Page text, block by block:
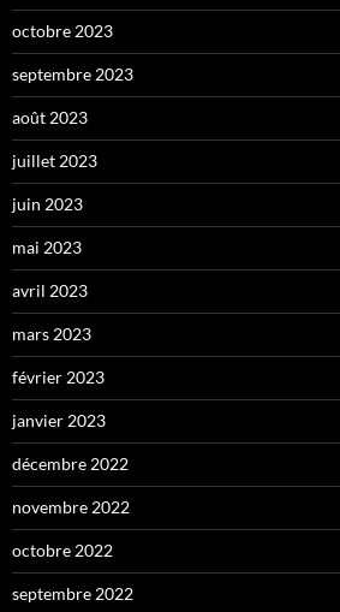
octobre 2023
septembre 2023
août 2023
juillet 2023
juin 2023
mai 2023
avril 2023
mars 2023
février 2023
janvier 2023
décembre 2022
novembre 2022
octobre 2022
septembre 2022